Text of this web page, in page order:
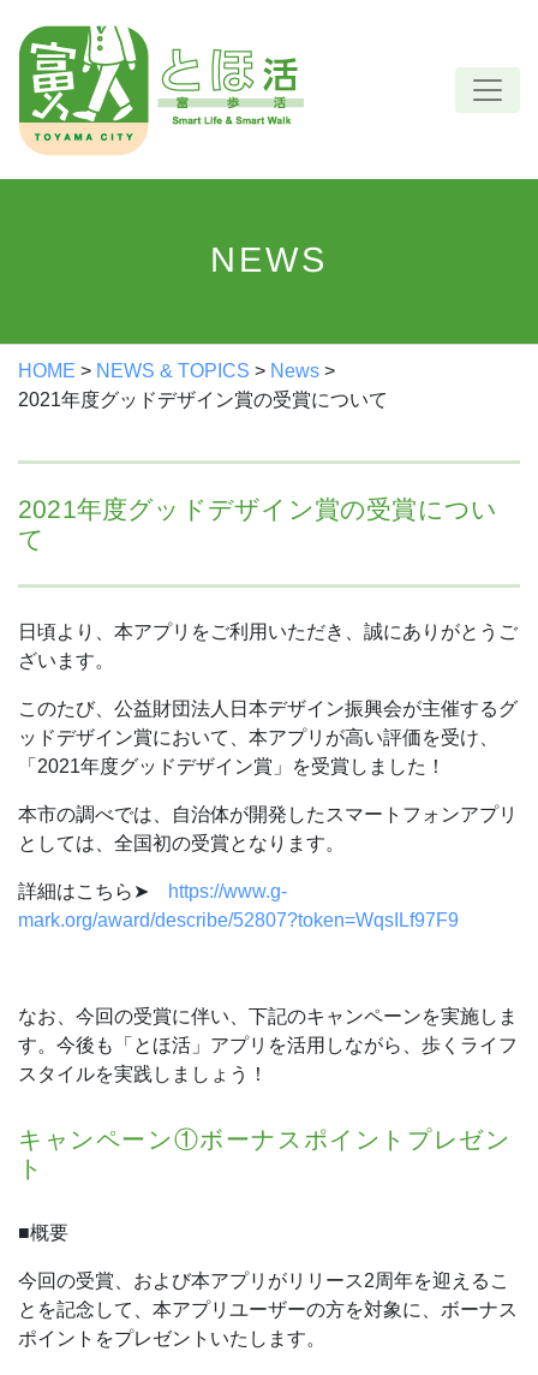
content
NEWS
HOME > NEWS & TOPICS > News >
2021年度グッドデザイン賞の受賞について
2021年度グッドデザイン賞の受賞につい
て
日頃より、本アプリをご利用いただき、誠にありがとうご
ざいます。
このたび、公益財団法人日本デザイン振興会が主催するグ
ッドデザイン賞において、本アプリが高い評価を受け、
「2021年度グッドデザイン賞」を受賞しました！
本市の調べでは、自治体が開発したスマートフォンアプリ
としては、全国初の受賞となります。
詳細はこちら➤
https://www.g-
mark.org/award/describe/52807?token=WqsILf97F9
なお、今回の受賞に伴い、下記のキャンペーンを実施しま
す。今後も「とほ活」アプリを活用しながら、歩くライフ
スタイルを実践しましょう！
キャンペーン①ボーナスポイントプレゼン
ト
■概要
今回の受賞、および本アプリがリリース2周年を迎えるこ
とを記念して、本アプリユーザーの方を対象に、ボーナス
ポイントをプレゼントいたします。